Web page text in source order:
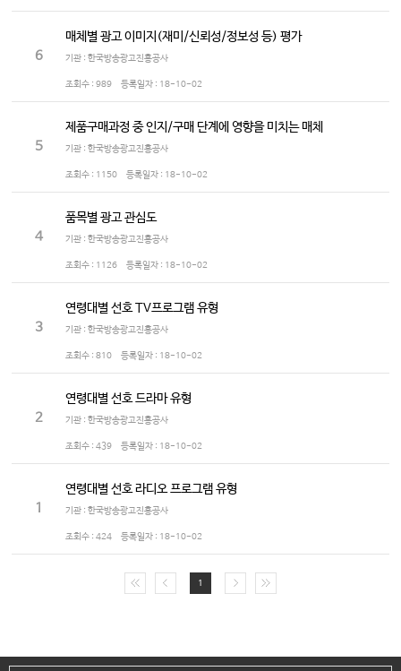
6
매체별 광고 이미지(재미/신뢰성/정보성 등) 평가
기관 : 한국방송광고진흥공사
조회수 : 989 등록일자 : 18-10-02
5
제품구매과정 중 인지/구매 단계에 영향을 미치는 매체
기관 : 한국방송광고진흥공사
조회수 : 1150 등록일자 : 18-10-02
4
품목별 광고 관심도
기관 : 한국방송광고진흥공사
조회수 : 1126 등록일자 : 18-10-02
3
연령대별 선호 TV프로그램 유형
기관 : 한국방송광고진흥공사
조회수 : 810 등록일자 : 18-10-02
2
연령대별 선호 드라마 유형
기관 : 한국방송광고진흥공사
조회수 : 439 등록일자 : 18-10-02
1
연령대별 선호 라디오 프로그램 유형
기관 : 한국방송광고진흥공사
조회수 : 424 등록일자 : 18-10-02
1